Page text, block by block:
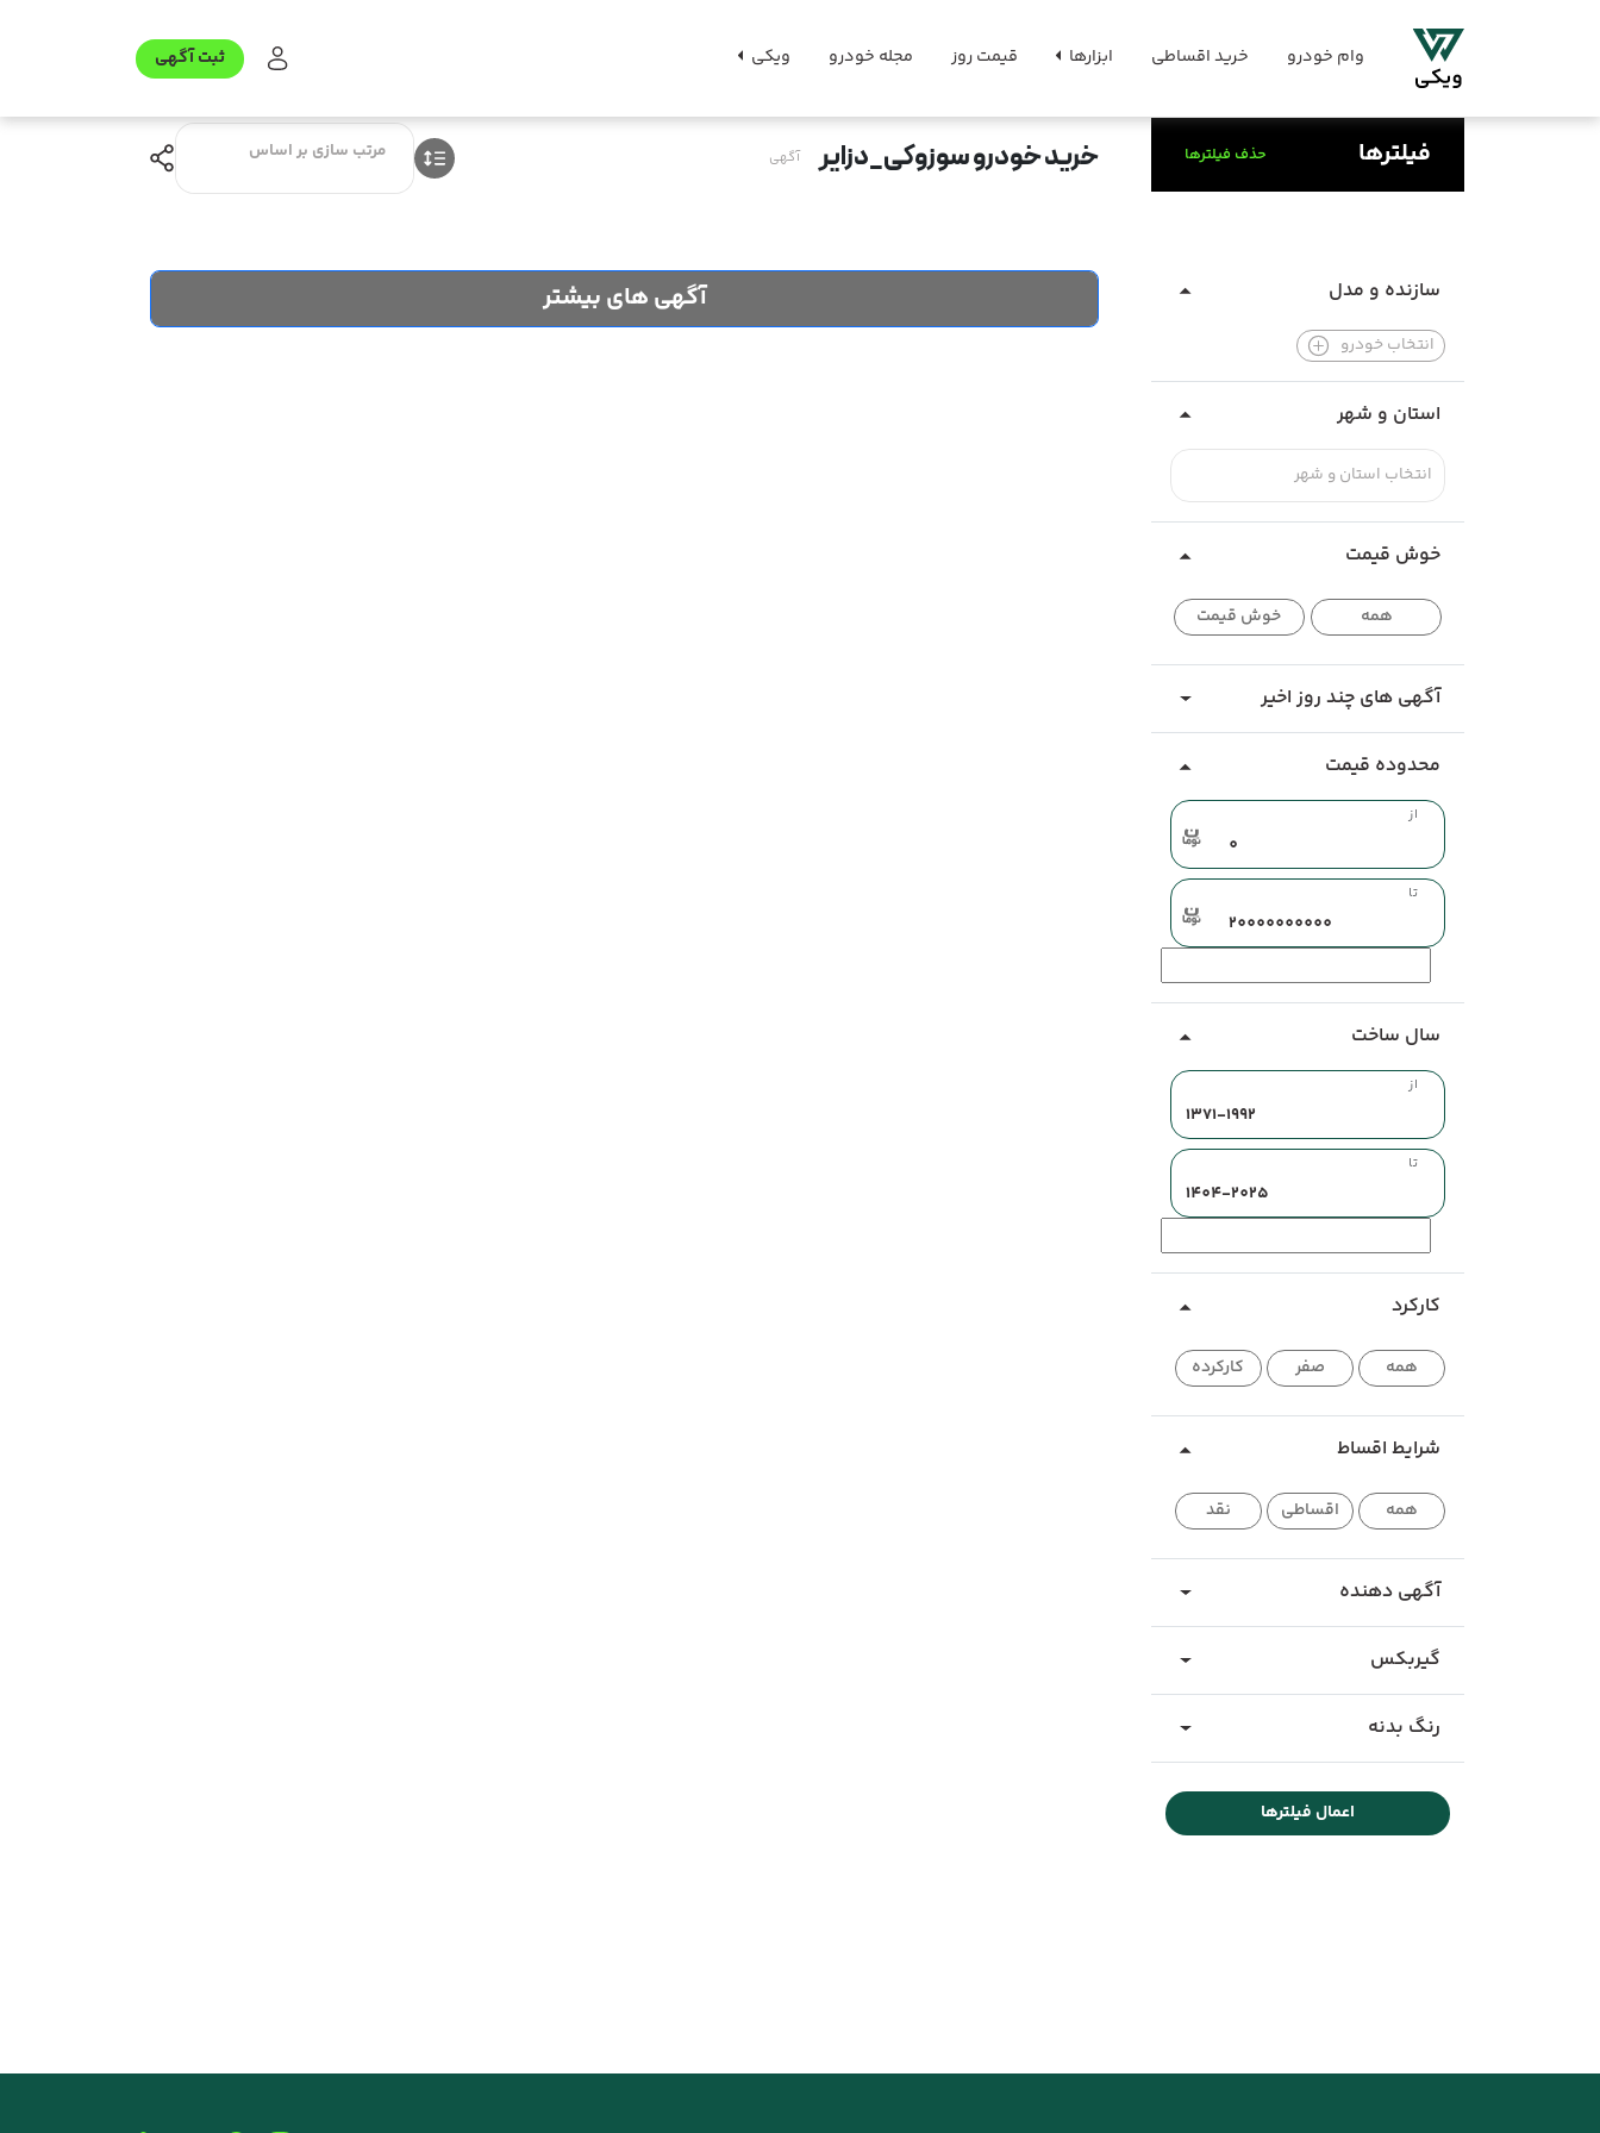
وام خودرو خرید اقساطی ابزارها قیمت روز مجله خودرو ویکی ثبت آگهی
فیلترها حذف فیلترها
سازنده و مدل
انتخاب خودرو
استان و شهر
انتخاب استان و شهر
خوش قیمت
همه خوش قیمت
آگهی های چند روز اخیر
محدوده قیمت
از
تا
سال ساخت
از
تا
کارکرد
همه صفر کارکرده
شرایط اقساط
همه اقساطی نقد
آگهی دهنده
گیربکس
رنگ بدنه
اعمال فیلترها
خرید خودرو سوزوکی_دزایر آگهی مرتب سازی بر اساس
آگهی های بیشتر